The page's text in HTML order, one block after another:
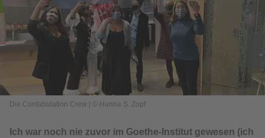
Die Confabulation Crew © Hanna S. Zopf
Ich war noch nie zuvor im Goethe-Institut gewesen (ich